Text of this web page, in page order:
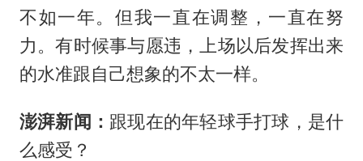
不如一年。但我一直在调整，一直在努
力。有时候事与愿违，上场以后发挥出来
的水准跟自己想象的不太一样。
澎湃新闻： 跟现在的年轻球手打球，是什
么感受？